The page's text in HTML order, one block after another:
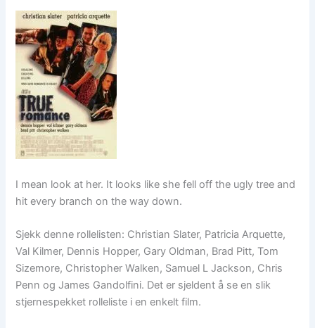
I mean look at her. It looks like she fell off the ugly tree and
hit every branch on the way down.
Sjekk denne rollelisten: Christian Slater, Patricia Arquette,
Val Kilmer, Dennis Hopper, Gary Oldman, Brad Pitt, Tom
Sizemore, Christopher Walken, Samuel L Jackson, Chris
Penn og James Gandolfini. Det er sjeldent å se en slik
stjernespekket rolleliste i en enkelt film.